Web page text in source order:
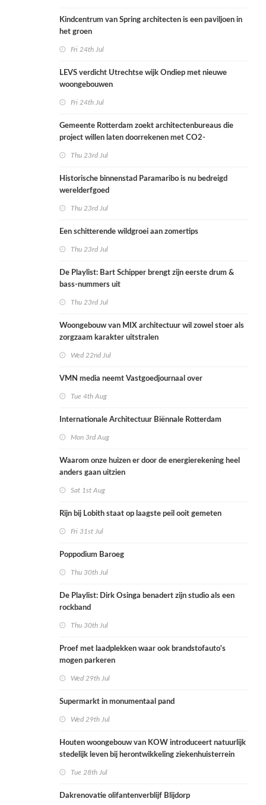
Kindcentrum van Spring architecten is een paviljoen in
het groen
Fri 24th Jul
LEVS verdicht Utrechtse wijk Ondiep met nieuwe
woongebouwen
Fri 24th Jul
Gemeente Rotterdam zoekt architectenbureaus die
project willen laten doorrekenen met CO2-
Thu 23rd Jul
Historische binnenstad Paramaribo is nu bedreigd
werelderfgoed
Thu 23rd Jul
Een schitterende wildgroei aan zomertips
Thu 23rd Jul
De Playlist: Bart Schipper brengt zijn eerste drum &
bass-nummers uit
Thu 23rd Jul
Woongebouw van MIX architectuur wil zowel stoer als
zorgzaam karakter uitstralen
Wed 22nd Jul
VMN media neemt Vastgoedjournaal over
Tue 4th Aug
Internationale Architectuur Biënnale Rotterdam
Mon 3rd Aug
Waarom onze huizen er door de energierekening heel
anders gaan uitzien
Sat 1st Aug
Rijn bij Lobith staat op laagste peil ooit gemeten
Fri 31st Jul
Poppodium Baroeg
Thu 30th Jul
De Playlist: Dirk Osinga benadert zijn studio als een
rockband
Thu 30th Jul
Proef met laadplekken waar ook brandstofauto's
mogen parkeren
Wed 29th Jul
Supermarkt in monumentaal pand
Wed 29th Jul
Houten woongebouw van KOW introduceert natuurlijk
stedelijk leven bij herontwikkeling ziekenhuisterrein
Tue 28th Jul
Dakrenovatie olifantenverblijf Blijdorp